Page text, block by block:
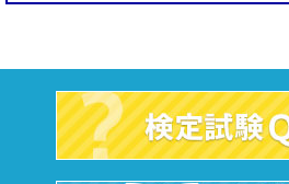
や、気分が悪くなった場合
試験委員にお知らせくださ
試験問題を含め、試験に関